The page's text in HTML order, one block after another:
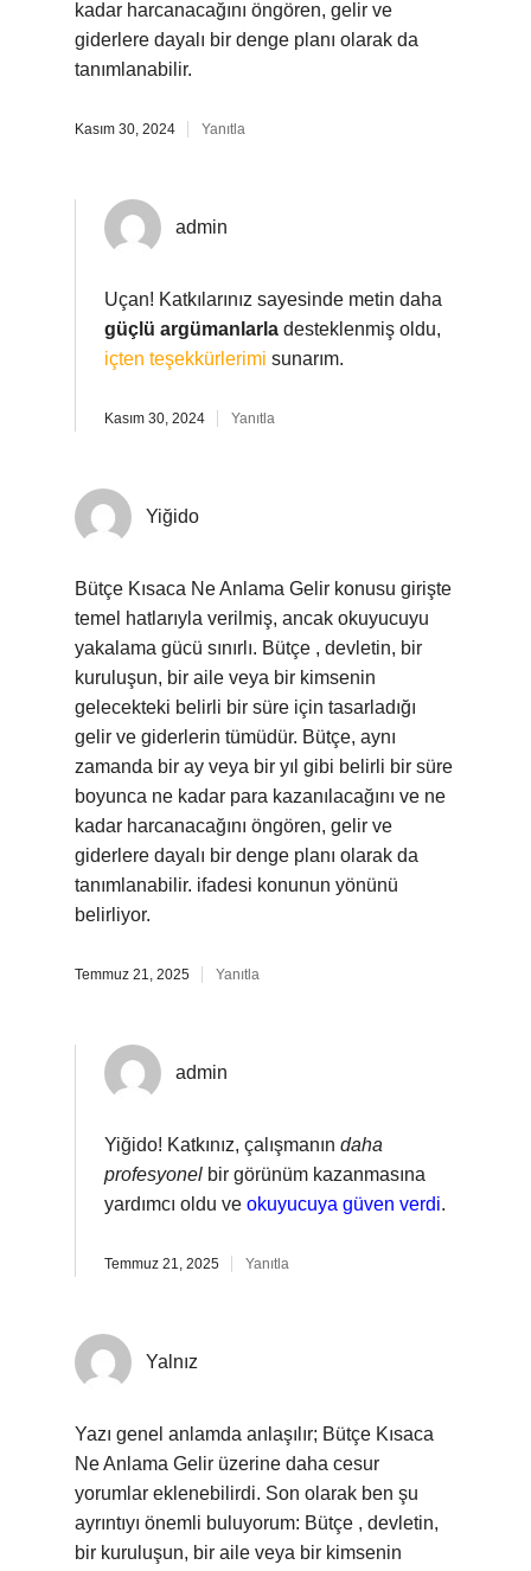
kadar harcanacağını öngören, gelir ve
giderlere dayalı bir denge planı olarak da
tanımlanabilir.
Kasım 30, 2024 Yanıtla
admin
Uçan! Katkılarınız sayesinde metin daha
güçlü argümanlarla desteklenmiş oldu,
içten teşekkürlerimi sunarım.
Kasım 30, 2024 Yanıtla
Yiğido
Bütçe Kısaca Ne Anlama Gelir konusu girişte
temel hatlarıyla verilmiş, ancak okuyucuyu
yakalama gücü sınırlı. Bütçe , devletin, bir
kuruluşun, bir aile veya bir kimsenin
gelecekteki belirli bir süre için tasarladığı
gelir ve giderlerin tümüdür. Bütçe, aynı
zamanda bir ay veya bir yıl gibi belirli bir süre
boyunca ne kadar para kazanılacağını ve ne
kadar harcanacağını öngören, gelir ve
giderlere dayalı bir denge planı olarak da
tanımlanabilir. ifadesi konunun yönünü
belirliyor.
Temmuz 21, 2025 Yanıtla
admin
Yiğido! Katkınız, çalışmanın daha
profesyonel bir görünüm kazanmasına
yardımcı oldu ve okuyucuya güven verdi.
Temmuz 21, 2025 Yanıtla
Yalnız
Yazı genel anlamda anlaşılır; Bütçe Kısaca
Ne Anlama Gelir üzerine daha cesur
yorumlar eklenebilirdi. Son olarak ben şu
ayrıntıyı önemli buluyorum: Bütçe , devletin,
bir kuruluşun, bir aile veya bir kimsenin